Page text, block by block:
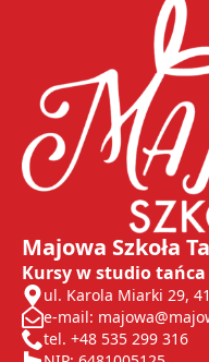
Majowa Szkoła
Kursy w studio tańca
ul. Karola Miarki 29,
e-mail:
tel. +48 535 299 316